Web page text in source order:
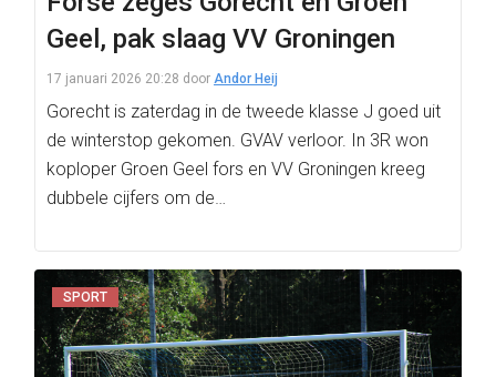
Geel, pak slaag VV Groningen
17 januari 2026 20:28 door Andor Heij
Gorecht is zaterdag in de tweede klasse J goed uit
de winterstop gekomen. GVAV verloor. In 3R won
koploper Groen Geel fors en VV Groningen kreeg
dubbele cijfers om de…
SPORT